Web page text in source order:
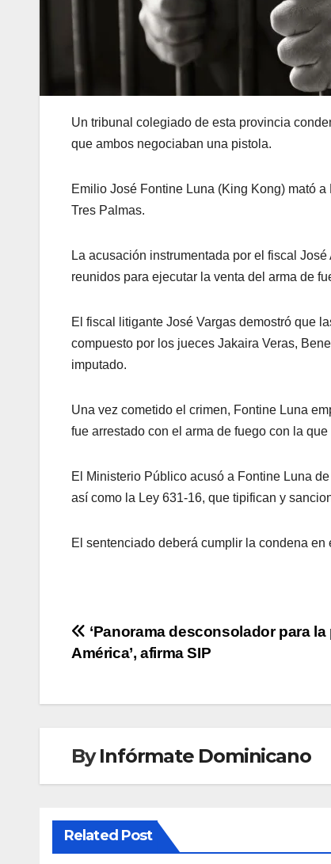
Un tribunal colegiado de esta provincia
que ambos negociaban una pistola.
Emilio José Fontine Luna (King Kong) mató
Tres Palmas.
La acusación instrumentada por el fiscal
reunidos para ejecutar la venta del arma de
El fiscal litigante José Vargas demostró que
compuesto por los jueces Jakaira Veras,
imputado.
Una vez cometido el crimen, Fontine Luna
fue arrestado con el arma de fuego con la
El Ministerio Público acusó a Fontine Luna
así como la Ley 631-16, que tipifican y
El sentenciado deberá cumplir la condena
Navegación
entradas
‘Panorama desconsolador para la
América’, afirma SIP
ByInfórmate Dominicano
Related Post